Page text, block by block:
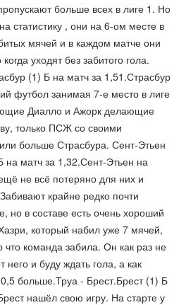
больше всех в лиге 1. Но
статистику , они на 6-ом месте в
мячей и в каждом матче они
уходят без забитого гола.
(1) Б на матч за 1,51.Страсбур
футбол занимая 7-е место в лиге
Диалло и Ажорк делающие
только ПСЖ со своими
больше Страсбура. Сент-Этьен
матч за 1,32.Сент-Этьен на
не всё потеряно для них и
крайне редко почти
но в составе есть очень хороший
который набил уже 7 мячей,
что команда забила. Он как раз не
него и буду ждать гола, а как
0,5 больше.Труа - Брест.Брест (1) Б
нашёл свою игру. На старте у